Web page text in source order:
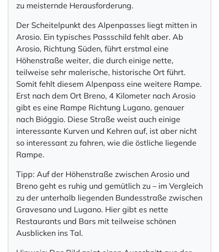
zu meisternde Herausforderung.
Der Scheitelpunkt des Alpenpasses liegt mitten in
Arosio. Ein typisches Passschild fehlt aber. Ab
Arosio, Richtung Süden, führt erstmal eine
Höhenstraße weiter, die durch einige nette,
teilweise sehr malerische, historische Ort führt.
Somit fehlt diesem Alpenpass eine weitere Rampe.
Erst nach dem Ort Breno, 4 Kilometer nach Arosio
gibt es eine Rampe Richtung Lugano, genauer
nach Bióggio. Diese Straße weist auch einige
interessante Kurven und Kehren auf, ist aber nicht
so interessant zu fahren, wie die östliche liegende
Rampe.
Tipp: Auf der Höhenstraße zwischen Arosio und
Breno geht es ruhig und gemütlich zu – im Vergleich
zu der unterhalb liegenden Bundesstraße zwischen
Gravesano und Lugano. Hier gibt es nette
Restaurants und Bars mit teilweise schönen
Ausblicken ins Tal.